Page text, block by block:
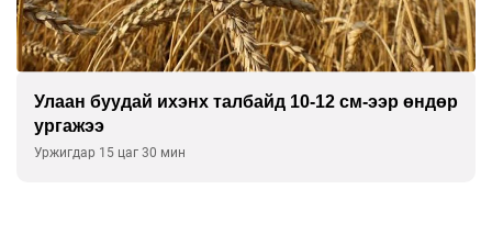
Улаан буудай ихэнх талбайд 10-12 см-ээр өндөр
ургажээ
Уржигдар 15 цаг 30 мин